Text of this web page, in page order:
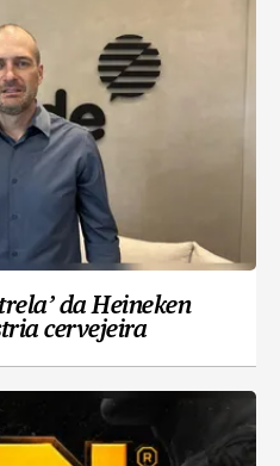
da Heineken
cervejeira